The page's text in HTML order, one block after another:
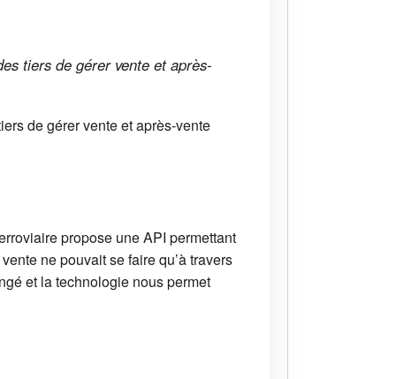
tiers de gérer vente et après-
de gérer vente et après-vente
propose une API permettant
ne pouvait se faire qu’à travers
et la technologie nous permet